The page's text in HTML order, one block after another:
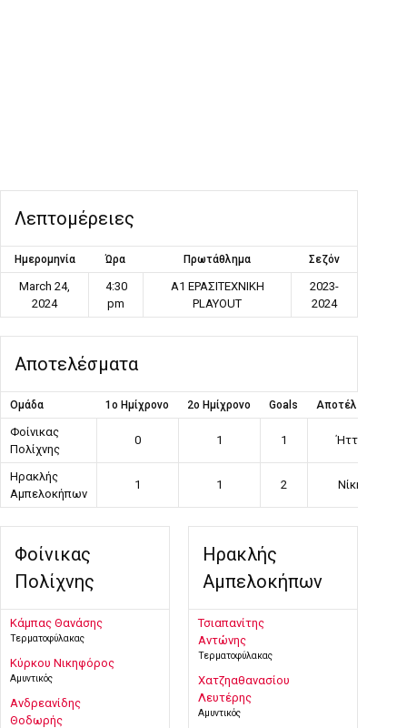
Λεπτομέρειες
Ημερομηνία Ώρα Πρωτάθλημα Σεζόν
March 24,
2024
4:30
pm
Α1 ΕΡΑΣΙΤΕΧΝΙΚΗ
PLAYOUT
2023-
2024
Αποτελέσματα
Ομάδα 1ο Ημίχρονο 2ο Ημίχρονο Goals Αποτέλεσμα
Φοίνικας
Πολίχνης
0 1 1 Ήττα
Ηρακλής
Αμπελοκήπων
1 1 2 Νίκη
Φοίνικας
Πολίχνης
Κάμπας Θανάσης
Τερματοφύλακας
Κύρκου Νικηφόρος
Αμυντικός
Ανδρεανίδης
Θοδωρής
Ηρακλής
Αμπελοκήπων
Τσιαπανίτης
Αντώνης
Τερματοφύλακας
Χατζηαθανασίου
Λευτέρης
Αμυντικός